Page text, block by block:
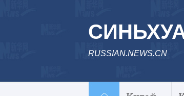
RUSSIAN.NEWS.CN